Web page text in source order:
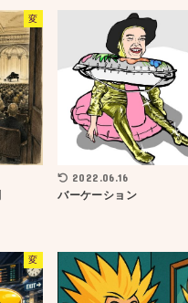
変
2022.06.16
バーケーション
変